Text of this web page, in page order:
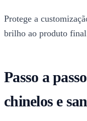
Protege a
brilho ao produto
Passo a
chinelos e